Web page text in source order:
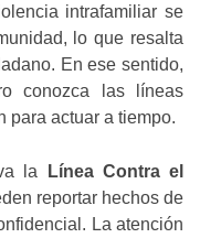
intrafamiliar se
lo que resalta
En ese sentido,
conozca las líneas
para actuar a tiempo.
la
Línea Contra el
reportar hechos de
La atención